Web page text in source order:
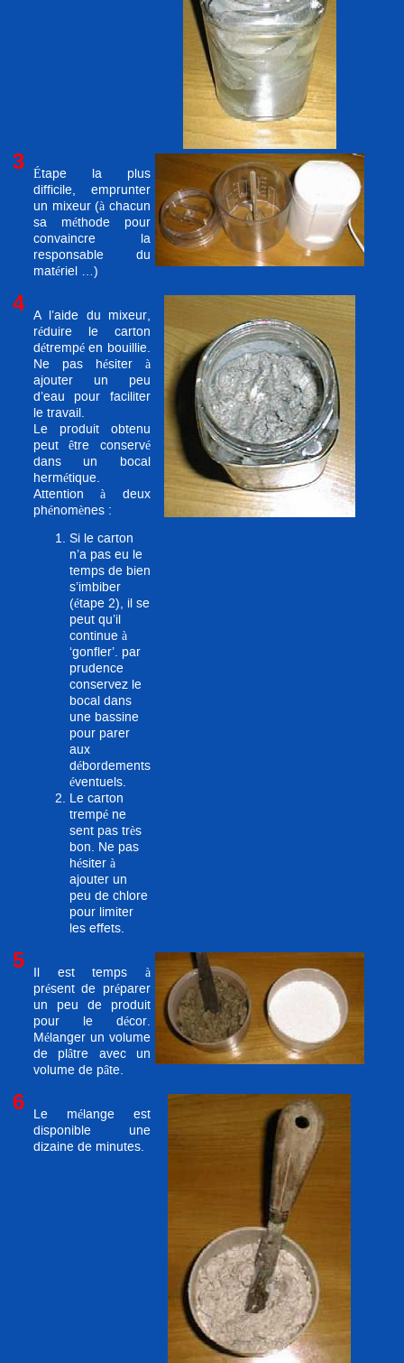
3
Étape la plus
difficile, emprunter
un mixeur (à chacun
sa méthode pour
convaincre la
responsable du
matériel …)
4
A l’aide du mixeur,
réduire le carton
détrempé en bouillie.
Ne pas hésiter à
ajouter un peu
d’eau pour faciliter
le travail.
Le produit obtenu
peut être conservé
dans un bocal
hermétique.
Attention à deux
phénomènes :
Si le carton
n’a pas eu le
temps de bien
s’imbiber
(étape 2), il se
peut qu’il
continue à
‘gonfler’. par
prudence
conservez le
bocal dans
une bassine
pour parer
aux
débordements
éventuels.
Le carton
trempé ne
sent pas très
bon. Ne pas
hésiter à
ajouter un
peu de chlore
pour limiter
les effets.
5
Il est temps à
présent de préparer
un peu de produit
pour le décor.
Mélanger un volume
de plâtre avec un
volume de pâte.
6
Le mélange est
disponible une
dizaine de minutes.